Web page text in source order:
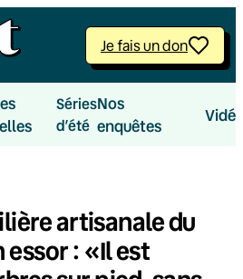
Je fais un don
Séries
d’été
Nos
enquêtes
artisanale du
essor : «Il est